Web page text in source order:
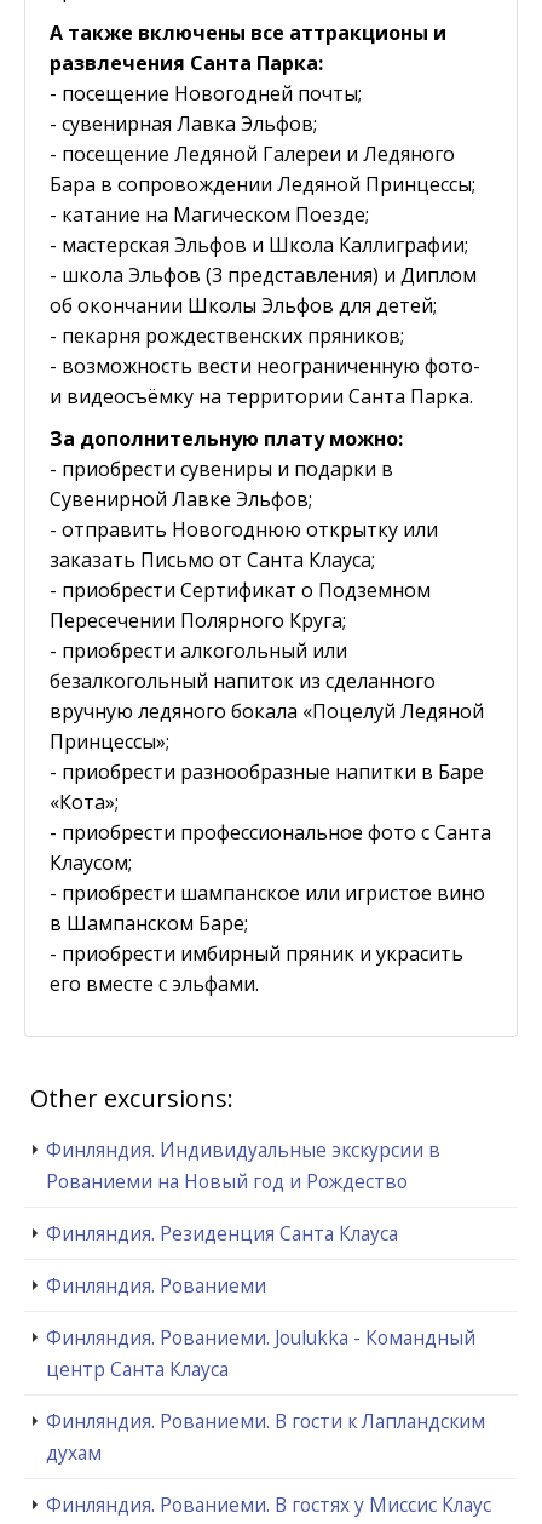
А также включены все аттракционы и
развлечения Санта Парка:
- посещение Новогодней почты;
- сувенирная Лавка Эльфов;
- посещение Ледяной Галереи и Ледяного
Бара в сопровождении Ледяной Принцессы;
- катание на Магическом Поезде;
- мастерская Эльфов и Школа Каллиграфии;
- школа Эльфов (3 представления) и Диплом
об окончании Школы Эльфов для детей;
- пекарня рождественских пряников;
- возможность вести неограниченную фото-
и видеосъёмку на территории Санта Парка.
За дополнительную плату можно:
- приобрести сувениры и подарки в
Сувенирной Лавке Эльфов;
- отправить Новогоднюю открытку или
заказать Письмо от Санта Клауса;
- приобрести Сертификат о Подземном
Пересечении Полярного Круга;
- приобрести алкогольный или
безалкогольный напиток из сделанного
вручную ледяного бокала «Поцелуй Ледяной
Принцессы»;
- приобрести разнообразные напитки в Баре
«Кота»;
- приобрести профессиональное фото с Санта
Клаусом;
- приобрести шампанское или игристое вино
в Шампанском Баре;
- приобрести имбирный пряник и украсить
его вместе с эльфами.
Other excursions:
Финляндия. Индивидуальные экскурсии в
Рованиеми на Новый год и Рождество
Финляндия. Резиденция Санта Клауса
Финляндия. Рованиеми
Финляндия. Рованиеми. Joulukka - Командный
центр Санта Клауса
Финляндия. Рованиеми. В гости к Лапландским
духам
Финляндия. Рованиеми. В гостях у Миссис Клаус